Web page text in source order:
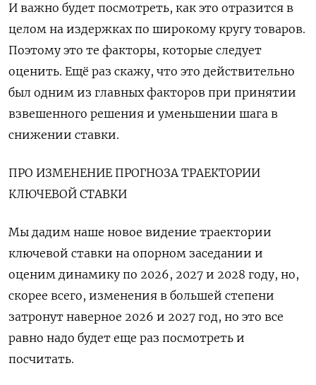
И важно будет посмотреть, как это отразится в
целом на издержках по широкому кругу товаров.
Поэтому это те ​факторы, которые следует
оценить. Ещё раз скажу, что это действительно
был одним из главных факторов при принятии
взвешенного решения и уменьшении шага в
снижении ставки.
ПРО ИЗМЕНЕНИЕ ПРОГНОЗА ТРАЕКТОРИИ
КЛЮЧЕВОЙ СТАВКИ
Мы дадим наше новое видение траектории
ключевой ставки на опорном заседании и
оценим динамику по 2026, 2027 и 2028 году, но,
скорее всего, изменения в большей степени
затронут наверное 2026 и 2027 год, но это все
равно надо будет еще раз посмотреть и
посчитать.